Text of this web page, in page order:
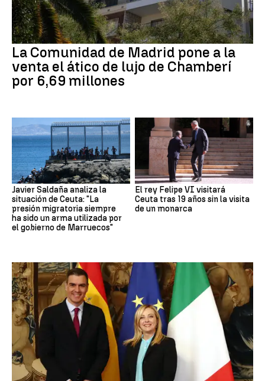
La Comunidad de Madrid pone a la
venta el ático de lujo de Chamberí
por 6,69 millones
Javier Saldaña analiza la
situación de Ceuta: "La
presión migratoria siempre
ha sido un arma utilizada por
el gobierno de Marruecos"
El rey Felipe VI visitará
Ceuta tras 19 años sin la visita
de un monarca